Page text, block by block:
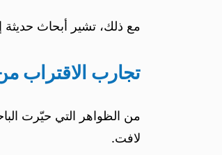
مع ذلك، تشير أبحاث
تجارب الاقتراب
من الظواهر التي حيّرت
لافت.